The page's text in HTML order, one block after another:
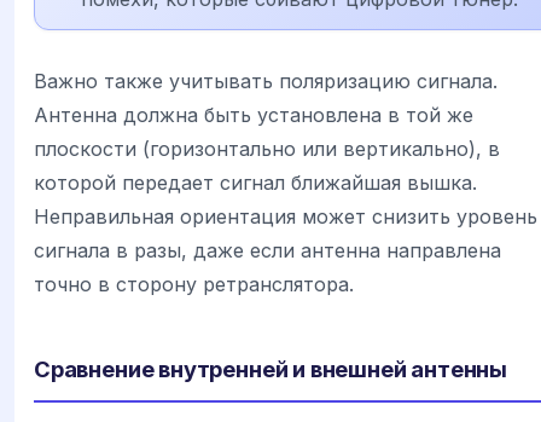
Важно также учитывать поляризацию сигнала.
Антенна должна быть установлена в той же
плоскости (горизонтально или вертикально), в
которой передает сигнал ближайшая вышка.
Неправильная ориентация может снизить уровень
сигнала в разы, даже если антенна направлена
точно в сторону ретранслятора.
Сравнение внутренней и внешней антенны